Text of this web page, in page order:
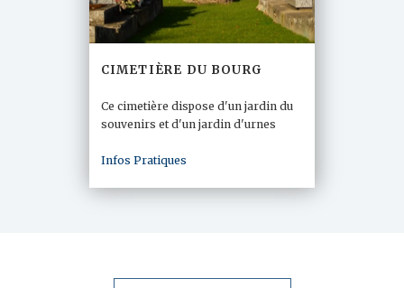
CIMETIÈRE DU BOURG
Ce cimetière dispose d'un jardin du
souvenirs et d'un jardin d'urnes
Infos Pratiques